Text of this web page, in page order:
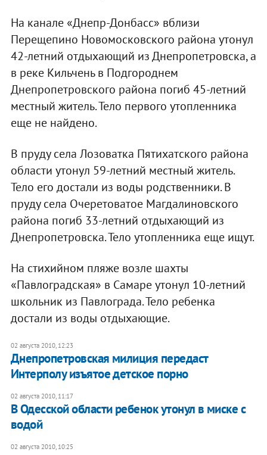
На канале «Днепр-Донбасс» вблизи
Перещепино Новомосковского района утонул
42-летний отдыхающий из Днепропетровска, а
в реке Кильчень в Подгороднем
Днепропетровского района погиб 45-летний
местный житель. Тело первого утопленника
еще не найдено.
В пруду села Лозоватка Пятихатского района
области утонул 59-летний местный житель.
Тело его достали из воды родственники. В
пруду села Очеретоватое Магдалиновского
района погиб 33-летний отдыхающий из
Днепропетровска. Тело утопленника еще ищут.
На стихийном пляже возле шахты
«Павлоградская» в Самаре утонул 10-летний
школьник из Павлограда. Тело ребенка
достали из воды отдыхающие.
02 августа 2010, 12:23
Днепропетровская милиция передаст
Интерполу изъятое детское порно
02 августа 2010, 11:17
В Одесской области ребенок утонул в миске с
водой
02 августа 2010, 10:25